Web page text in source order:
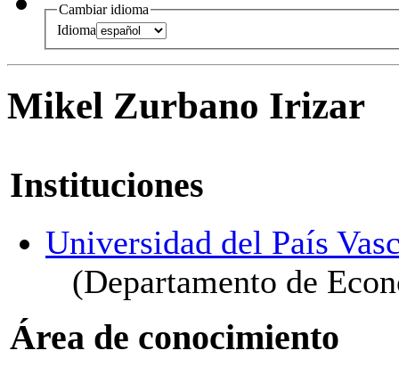
Cambiar idioma
Idioma
Mikel Zurbano Irizar
Instituciones
Universidad del País
(Departamento de
Área de conocimiento